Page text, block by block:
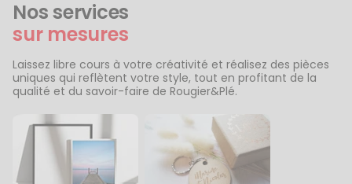
Nos services
sur mesures
Laissez libre cours à votre créativité et réalisez des pièces
uniques qui reflètent votre style, tout en profitant de la
qualité et du savoir-faire de Rougier&Plé.